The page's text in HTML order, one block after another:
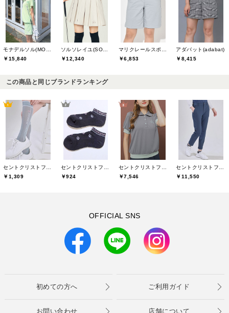
モナデルソル(MONA DELSOL)
￥15,840
ソルソレイユ(SOUS LE SOLEIL)
￥12,340
マリクレールスポール(marie claire sport)
￥6,853
アダバット(adabat)
￥8,415
この商品と同じブランドランキング
￥1,309
￥924
￥7,546
￥11,550
OFFICIAL SNS
初めての方へ ご利用ガイド
お問い合わせ 店舗について